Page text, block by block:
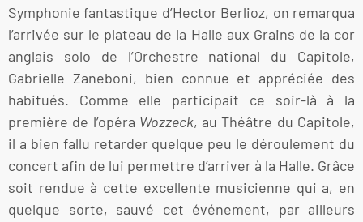
Symphonie fantastique d’Hector Berlioz, on remarqua
l’arrivée sur le plateau de la Halle aux Grains de la cor
anglais solo de l’Orchestre national du Capitole,
Gabrielle Zaneboni, bien connue et appréciée des
habitués. Comme elle participait ce soir-là à la
première de l’opéra Wozzeck, au Théâtre du Capitole,
il a bien fallu retarder quelque peu le déroulement du
concert afin de lui permettre d’arriver à la Halle. Grâce
soit rendue à cette excellente musicienne qui a, en
quelque sorte, sauvé cet événement, par ailleurs